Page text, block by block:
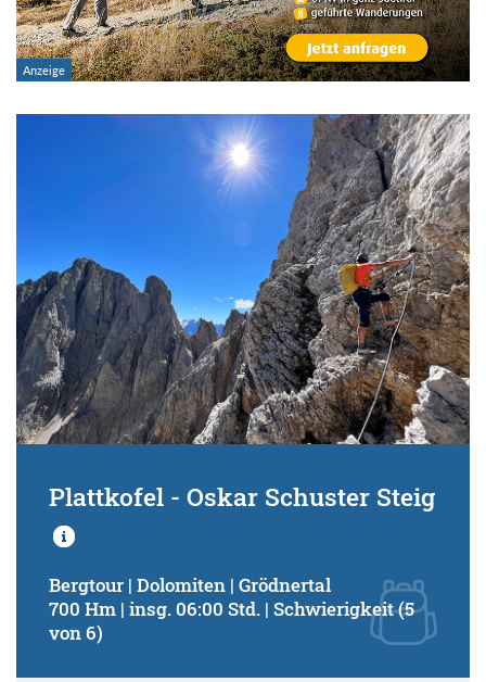
Plattkofel - Oskar Schuster Steig
Bergtour | Dolomiten | Grödnertal
700 Hm | insg. 06:00 Std. | Schwierigkeit (5
von 6)